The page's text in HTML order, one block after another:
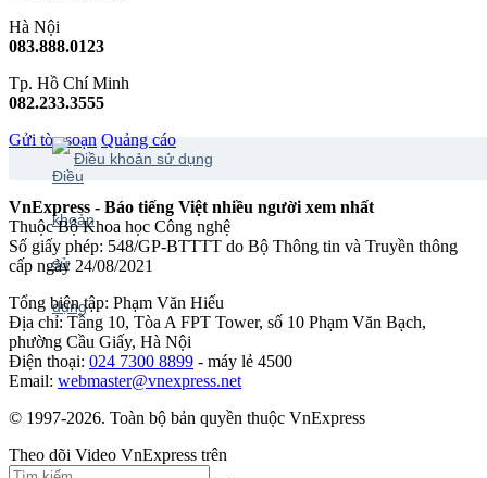
Hà Nội
083.888.0123
Tp. Hồ Chí Minh
082.233.3555
Gửi tòa soạn Quảng cáo
Điều khoản sử dụng
VnExpress - Báo tiếng Việt nhiều người xem nhất
Thuộc Bộ Khoa học Công nghệ
Số giấy phép: 548/GP-BTTTT do Bộ Thông tin và Truyền thông
cấp ngày 24/08/2021
Tổng biên tập: Phạm Văn Hiếu
Địa chỉ: Tầng 10, Tòa A FPT Tower, số 10 Phạm Văn Bạch,
phường Cầu Giấy, Hà Nội
Điện thoại: 024 7300 8899 - máy lẻ 4500
Email: webmaster@vnexpress.net
© 1997-2026. Toàn bộ bản quyền thuộc VnExpress
Theo dõi Video VnExpress trên